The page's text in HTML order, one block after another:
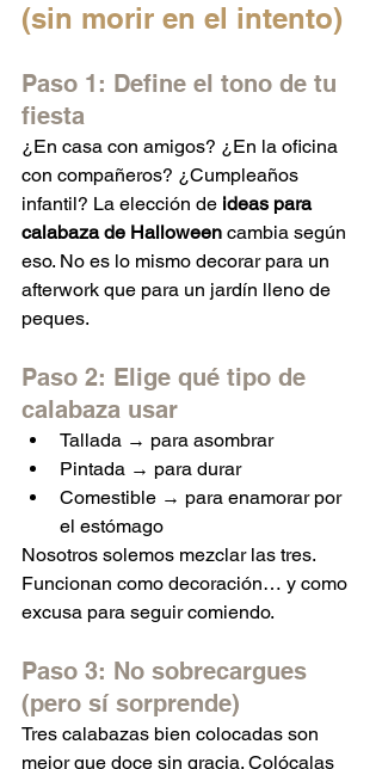
(sin morir en el intento)
Paso 1: Define el tono de tu
fiesta
¿En casa con amigos? ¿En la oficina
con compañeros? ¿Cumpleaños
infantil? La elección de ideas para
calabaza de Halloween cambia según
eso. No es lo mismo decorar para un
afterwork que para un jardín lleno de
peques.
Paso 2: Elige qué tipo de
calabaza usar
Tallada → para asombrar
Pintada → para durar
Comestible → para enamorar por
el estómago
Nosotros solemos mezclar las tres.
Funcionan como decoración… y como
excusa para seguir comiendo.
Paso 3: No sobrecargues
(pero sí sorprende)
Tres calabazas bien colocadas son
mejor que doce sin gracia. Colócalas